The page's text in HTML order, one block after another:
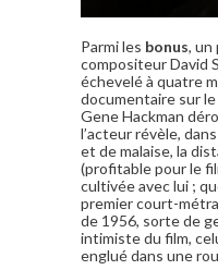
Parmi les bonus, un
compositeur David
échevelé à quatre
documentaire sur
Gene Hackman
l’acteur révèle,
et de malaise, la
(profitable pour le
cultivée avec lui ;
premier court-
de 1956, sorte de
intimiste du film,
englué dans une